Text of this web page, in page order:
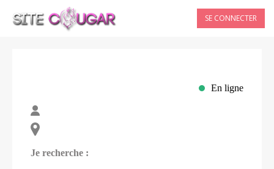
SE CONNECTER
En ligne
Je recherche :